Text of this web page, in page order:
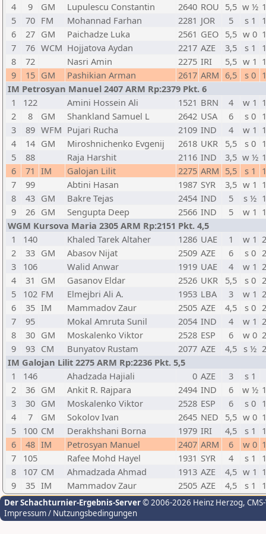
4
9 GM Lupulescu Constantin 2640 ROU 5,5 w ½
5
70 FM Mohannad Farhan 2281 JOR 5 s 1
6
27 GM Paichadze Luka 2561 GEO 5,5 w 0
7
76 WCM Hojjatova Aydan 2217 AZE 3,5 s 1
8
72 Nasri Amin 2275 IRI 5,5 w 1
9
15 GM Pashikian Arman 2617 ARM 6,5 s 0
IM Petrosyan Manuel 2407 ARM Rp:2379 Pkt. 6
1
122 Amini Hossein Ali 1521 BRN 4 w 1
2
8 GM Shankland Samuel L 2642 USA 6 s 0
3
89 WFM Pujari Rucha 2109 IND 4 w 1
4
14 GM Miroshnichenko Evgenij 2618 UKR 5,5 s 0
5
88 Raja Harshit 2116 IND 3,5 w ½
6
71 IM Galojan Lilit 2275 ARM 5,5 s 1
7
99 Abtini Hasan 1987 SYR 3,5 w 1
8
43 GM Bakre Tejas 2454 IND 5 s ½
9
26 GM Sengupta Deep 2566 IND 5 w 1
WGM Kursova Maria 2305 ARM Rp:2151 Pkt. 4,5
1
140 Khaled Tarek Altaher 1286 UAE 1 w 1
2
33 GM Abasov Nijat 2509 AZE 6 s 0
3
106 Walid Anwar 1919 UAE 4 w 1
4
31 GM Gasanov Eldar 2526 UKR 5,5 s 0
5
102 FM Elmejbri Ali A. 1953 LBA 3 w 1
6
35 IM Mammadov Zaur 2505 AZE 4,5 s 0
7
95 Mokal Amruta Sunil 2054 IND 4 w 1
8
30 GM Moskalenko Viktor 2528 ESP 6 w 0
9
93 CM Bunyatov Rustam 2077 AZE 4,5 s ½
IM Galojan Lilit 2275 ARM Rp:2236 Pkt. 5,5
1
146 Ahadzada Hajiali 0 AZE 3
s 1
2
36 GM Ankit R. Rajpara 2494 IND 6 w ½
3
30 GM Moskalenko Viktor 2528 ESP 6 s 0
4
7 GM Sokolov Ivan 2645 NED 5,5 w 0
5
100 CM Derakhshani Borna 1979 IRI 4,5 s 1
6
48 IM Petrosyan Manuel 2407 ARM 6 w 0
7
105 Rafee Mohd Hayel 1931 SYR 4 s 1
8
107 CM Ahmadzada Ahmad 1913 AZE 4,5 w 1
9
35 IM Mammadov Zaur 2505 AZE 4,5 s 1
Der Schachturnier-Ergebnis-Server© 2006-2026 Heinz Herzog,
Impressum / Nutzungsbedingungen